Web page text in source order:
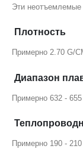
Эти неотъемлемые
Плотность
Примерно 2.70 G/
Диапазон
Примерно 632 - 655
Примерно 190 -